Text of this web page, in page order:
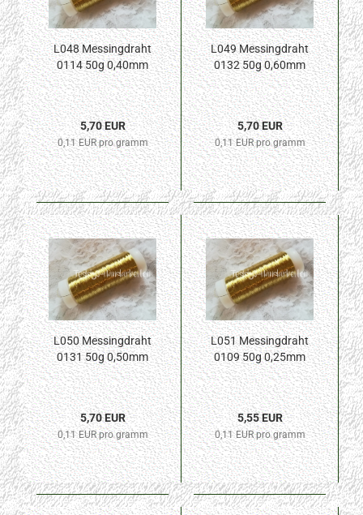
L048 Messingdraht
0114 50g 0,40mm
5,70 EUR
0,11 EUR pro gramm
L049 Messingdraht
0132 50g 0,60mm
5,70 EUR
0,11 EUR pro gramm
L050 Messingdraht
0131 50g 0,50mm
5,70 EUR
0,11 EUR pro gramm
L051 Messingdraht
0109 50g 0,25mm
5,55 EUR
0,11 EUR pro gramm